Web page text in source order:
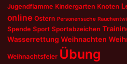
Jugendflamme Kindergarten Knoten
online Ostern Personensuche
Spende Sport Sportabzeichen
Wasserrettung Weihnachten
Weihnachtsfeier Übung